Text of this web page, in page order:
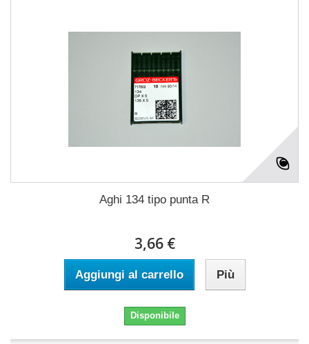
Aghi 134 tipo punta R
3,66 €
Aggiungi al carrello Più
Disponibile